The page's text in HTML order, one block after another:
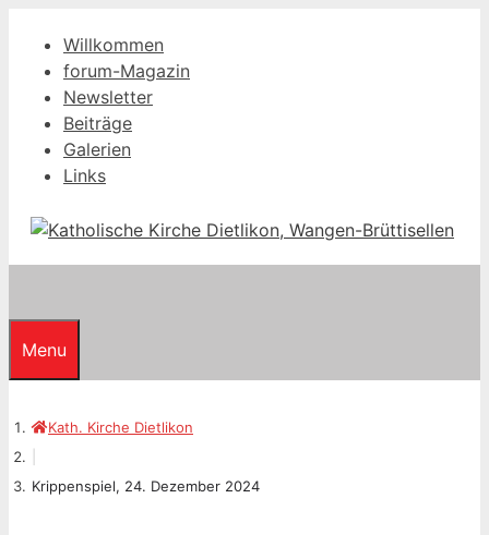
Inhalt
Willkommen
forum-Magazin
Newsletter
Beiträge
Galerien
Links
Menu
Kath. Kirche Dietlikon
Krippenspiel, 24. Dezember 2024